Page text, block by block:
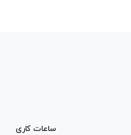
ساعات کاری